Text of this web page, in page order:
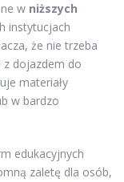
w niższych
instytucjach
że nie trzeba
z dojazdem do
materiały
w bardzo
edukacyjnych
zaletę dla osób,